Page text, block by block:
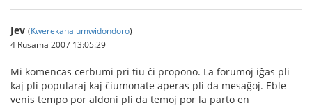
Jev (Kwerekana umwidondoro)
4 Rusama 2007 13:05:29
Mi komencas cerbumi pri tiu ĉi propono. La forumoj iĝas pli
kaj pli popularaj kaj ĉiumonate aperas pli da mesaĝoj. Eble
venis tempo por aldoni pli da temoj por la parto en